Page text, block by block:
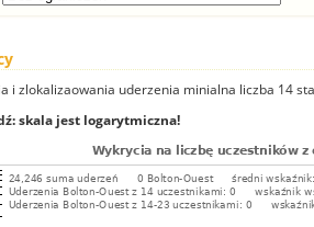
i zlokalizaowania uderzenia minialna liczba 14
skala jest logarytmiczna!